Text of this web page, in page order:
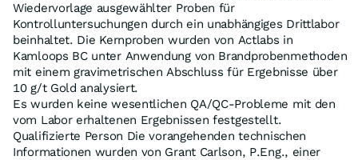
Wiedervorlage ausgewählter Proben für
Kontrolluntersuchungen durch ein unabhängiges Drittlabor
beinhaltet. Die Kernproben wurden von Actlabs in
Kamloops BC unter Anwendung von Brandprobenmethoden
mit einem gravimetrischen Abschluss für Ergebnisse über
10 g/t Gold analysiert.
Es wurden keine wesentlichen QA/QC-Probleme mit den
vom Labor erhaltenen Ergebnissen festgestellt.
Qualifizierte Person Die vorangehenden technischen
Informationen wurden von Grant Carlson, P.Eng., einer